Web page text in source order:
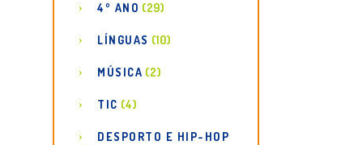
4º ANO (29)
LÍNGUAS (10)
MÚSICA (2)
TIC (4)
DESPORTO E HIP-HOP